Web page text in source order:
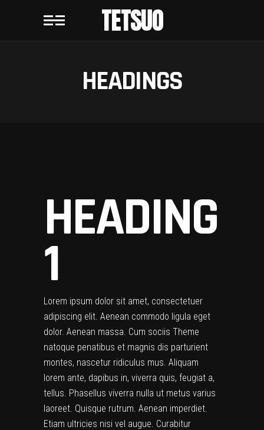
TETSUO
HEADINGS
HEADING
1
Lorem ipsum dolor sit amet, consectetuer
adipiscing elit. Aenean commodo ligula eget
dolor. Aenean massa. Cum sociis Theme
natoque penatibus et magnis dis parturient
montes, nascetur ridiculus mus. Aliquam
lorem ante, dapibus in, viverra quis, feugiat a,
tellus. Phasellus viverra nulla ut metus varius
laoreet. Quisque rutrum. Aenean imperdiet.
Etiam ultricies nisi vel augue. Curabitur